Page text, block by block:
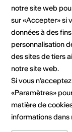
Lieu de
notre site web
sur «Accepter» si
données à des
personnalisation
des sites de tiers
notre site web.
Si vous
«Paramètres»
matière de
informations dans